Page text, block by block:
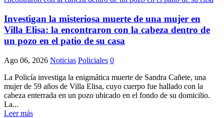
Investigan la misteriosa muerte de una mujer en
Villa Elisa: la encontraron con la cabeza dentro de
un pozo en el patio de su casa
Ago 06, 2026 Noticias Policiales 0
La Policía investiga la enigmática muerte de Sandra Cañete, una
mujer de 59 años de Villa Elisa, cuyo cuerpo fue hallado con la
cabeza enterrada en un pozo ubicado en el fondo de su domicilio.
La...
Leer más